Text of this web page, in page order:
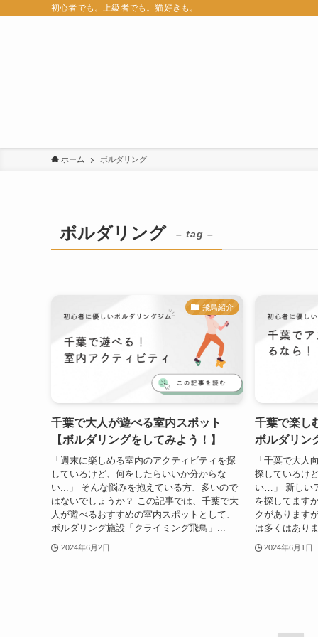
初心者でも。上級者でも。猫好きも。
ホーム ボルダリング
ボルダリング – tag –
飛鳥紹介
千葉で大人が遊べる室内スポット
【ボルダリングをしてみよう！】
「週末に楽しめる室内のアクティビティを探
しているけど、何をしたらいいか分からな
い...」 そんな悩みを抱えている方、多いので
はないでしょうか？ この記事では、千葉で大
人が遊べるおすすめの室内スポットとして、
ボルダリング施設「クライミング飛鳥」...
2024年6月2日
千葉で楽し
ボルダリン
「千葉で大人
探しているけ
い…」 新しい
を探してます
クがあります
は多くはあり
2024年6月1日